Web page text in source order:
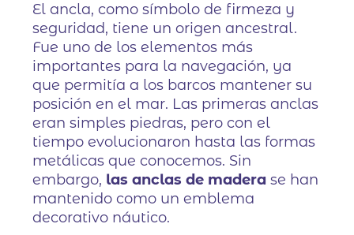
El ancla, como símbolo de firmeza y
seguridad, tiene un origen ancestral.
Fue uno de los elementos más
importantes para la navegación, ya
que permitía a los barcos mantener su
posición en el mar. Las primeras anclas
eran simples piedras, pero con el
tiempo evolucionaron hasta las formas
metálicas que conocemos. Sin
embargo, las anclas de madera se han
mantenido como un emblema
decorativo náutico.